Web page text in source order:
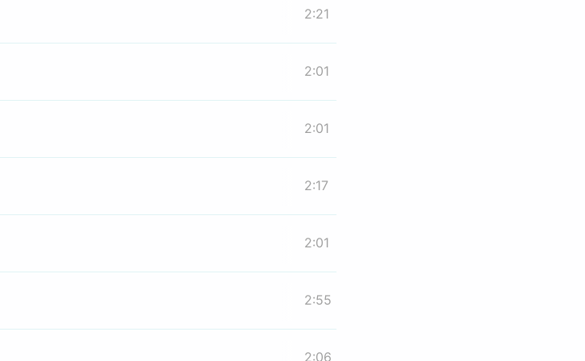
2:21
2:01
2:01
2:17
2:01
2:55
2:06